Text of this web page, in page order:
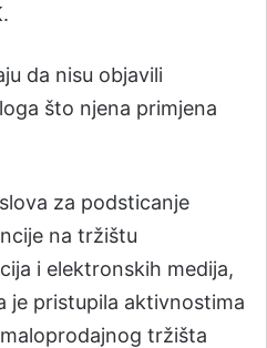
da nisu objavili
što njena primjena
za podsticanje
na tržištu
i elektronskih medija,
je pristupila aktivnostima
tržišta